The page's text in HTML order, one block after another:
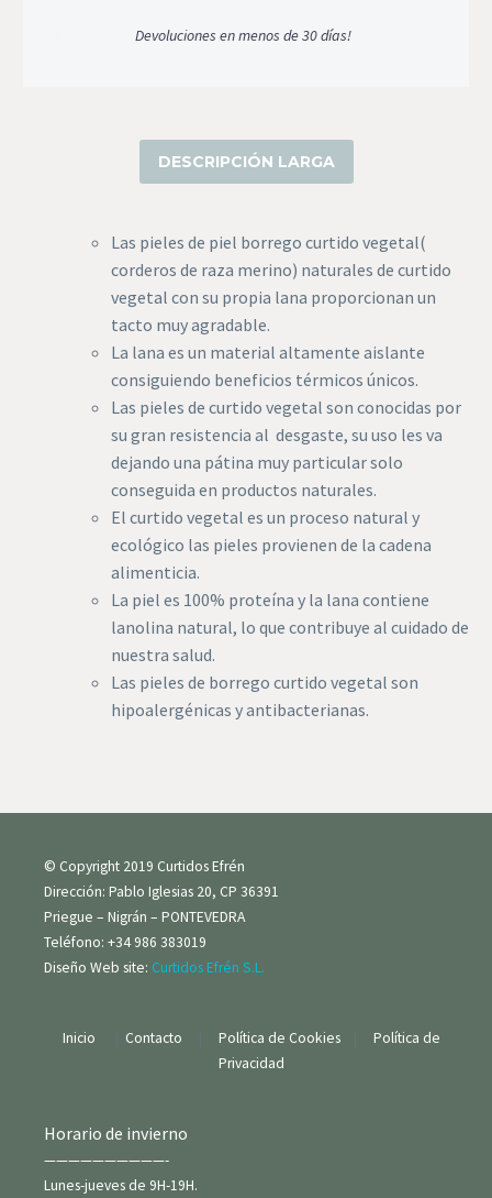
Devoluciones en menos de 30 días!
DESCRIPCIÓN LARGA
Las pieles de piel borrego curtido vegetal(
corderos de raza merino) naturales de curtido
vegetal con su propia lana proporcionan un
tacto muy agradable.
La lana es un material altamente aislante
consiguiendo beneficios térmicos únicos.
Las pieles de curtido vegetal son conocidas por
su gran resistencia al desgaste, su uso les va
dejando una pátina muy particular solo
conseguida en productos naturales.
El curtido vegetal es un proceso natural y
ecológico las pieles provienen de la cadena
alimenticia.
La piel es 100% proteína y la lana contiene
lanolina natural, lo que contribuye al cuidado de
nuestra salud.
Las pieles de borrego curtido vegetal son
hipoalergénicas y antibacterianas.
© Copyright 2019 Curtidos Efrén
Dirección: Pablo Iglesias 20, CP 36391
Priegue – Nigrán – PONTEVEDRA
Teléfono: +34 986 383019
Diseño Web site: Curtidos Efrén S.L.
Inicio | Contacto | Política de Cookies |
Política de
Privacidad
Horario de invierno
——————————-
Lunes-jueves de 9H-19H.